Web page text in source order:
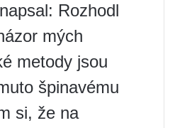
Rozhodl
mých
metody jsou
špinavému
si, že na